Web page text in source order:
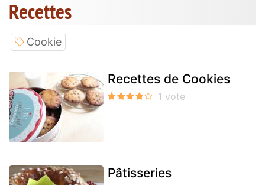
Recettes
Cookie
Recettes de Cookies
Pâtisseries